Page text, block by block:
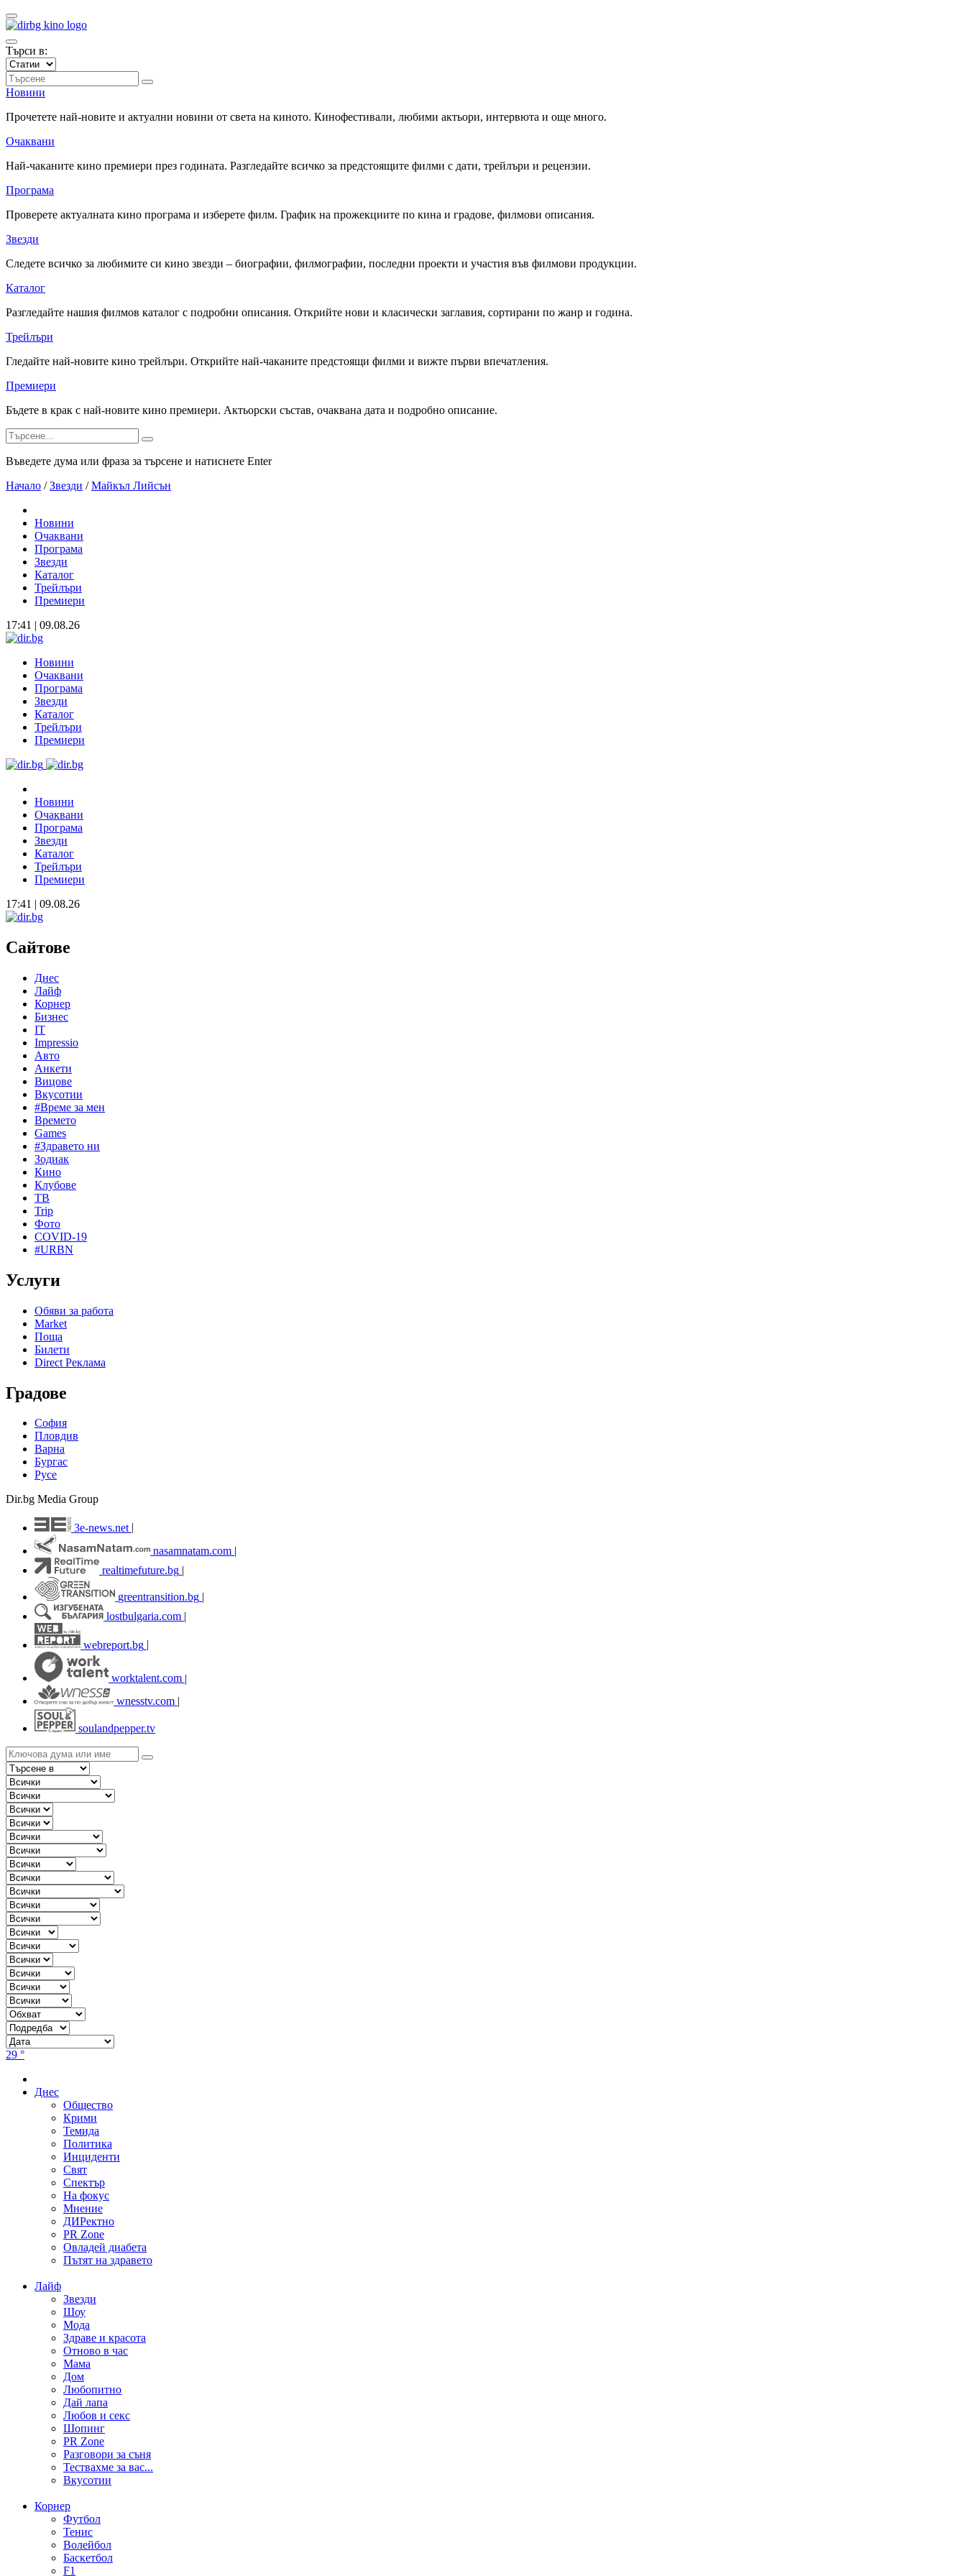
Търси в:
Новини
Прочетете най-новите и актуални новини от света на киното. Кинофестивали, любими актьори, интервюта и още много.
Очаквани
Най-чаканите кино премиери през годината. Разгледайте всичко за предстоящите филми с дати, трейлъри и рецензии.
Програма
Проверете актуалната кино програма и изберете филм. График на прожекциите по кина и градове, филмови описания.
Звезди
Следете всичко за любимите си кино звезди – биографии, филмографии, последни проекти и участия във филмови продукции.
Каталог
Разгледайте нашия филмов каталог с подробни описания. Открийте нови и класически заглавия, сортирани по жанр и година.
Трейлъри
Гледайте най-новите кино трейлъри. Открийте най-чаканите предстоящи филми и вижте първи впечатления.
Премиери
Бъдете в крак с най-новите кино премиери. Актьорски състав, очаквана дата и подробно описание.
Въведете дума или фраза за търсене и натиснете Enter
Начало / Звезди / Майкъл Лийсън
Новини
Очаквани
Програма
Звезди
Каталог
Трейлъри
Премиери
17:41 | 09.08.26
Новини
Очаквани
Програма
Звезди
Каталог
Трейлъри
Премиери
Новини
Очаквани
Програма
Звезди
Каталог
Трейлъри
Премиери
17:41 | 09.08.26
Сайтове
Днес
Лайф
Корнер
Бизнес
IT
Impressio
Авто
Анкети
Вицове
Вкусотии
#Време за мен
Времето
Games
#Здравето ни
Зодиак
Кино
Клубове
ТВ
Trip
Фото
COVID-19
#URBN
Услуги
Обяви за работа
Market
Поща
Билети
Direct Реклама
Градове
София
Пловдив
Варна
Бургас
Русе
Dir.bg Media Group
3e-news.net
nasamnatam.com |
realtimefuture.bg |
greentransition.bg |
lostbulgaria.com |
webreport.bg
worktalent.com |
wnesstv.com |
soulandpepper.tv
29 °
Днес
Общество
Крими
Темида
Политика
Инциденти
Свят
Спектър
На фокус
Мнение
ДИРектно
PR Zone
Овладей диабета
Пътят на здравето
Лайф
Звезди
Шоу
Мода
Здраве и красота
Отново в час
Мама
Дом
Любопитно
Дай лапа
Любов и секс
Шопинг
PR Zone
Разговори за съня
Тествахме за вас...
Вкусотии
Корнер
Футбол
Тенис
Волейбол
Баскетбол
F1